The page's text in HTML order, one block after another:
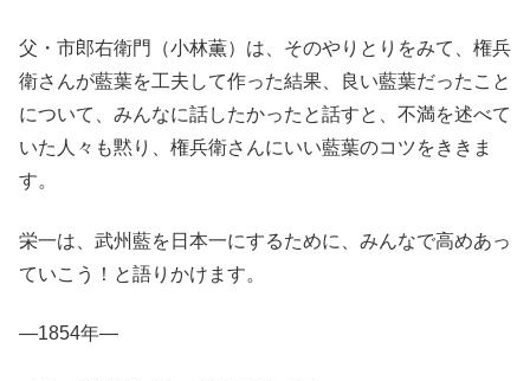
父・市郎右衛門（小林薫）は、そのやりとりをみて、権兵
衛さんが藍葉を工夫して作った結果、良い藍葉だったこと
について、みんなに話したかったと話すと、不満を述べて
いた人々も黙り、権兵衛さんにいい藍葉のコツをききま
す。
栄一は、武州藍を日本一にするために、みんなで高めあっ
ていこう！と語りかけます。
—1854年―